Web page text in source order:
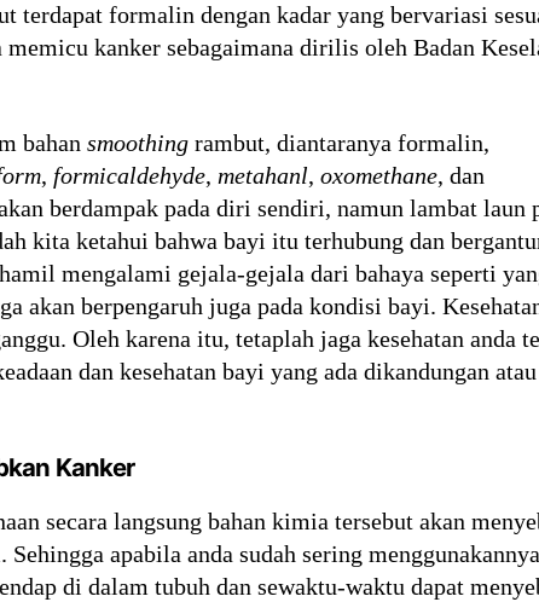
terdapat formalin dengan kadar yang bervariasi
kanker sebagaimana dirilis oleh Badan
bahan smoothing rambut, diantaranya formalin,
, formicaldehyde, metahanl, oxomethane, dan
berdampak pada diri sendiri, namun lambat laun
kita ketahui bahwa bayi itu terhubung dan
mengalami gejala-gejala dari bahaya seperti
akan berpengaruh juga pada kondisi bayi.
Oleh karena itu, tetaplah jaga kesehatan anda
dan kesehatan bayi yang ada dikandungan
Kanker
secara langsung bahan kimia tersebut akan
apabila anda sudah sering
di dalam tubuh dan sewaktu-waktu dapat